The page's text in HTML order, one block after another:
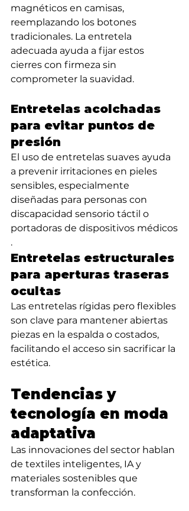
magnéticos en camisas,
reemplazando los botones
tradicionales. La entretela
adecuada ayuda a fijar estos
cierres con firmeza sin
comprometer la suavidad.
Entretelas acolchadas
para evitar puntos de
presión
El uso de entretelas suaves ayuda
a prevenir irritaciones en pieles
sensibles, especialmente
diseñadas para personas con
discapacidad sensorio táctil o
portadoras de dispositivos médicos
.
Entretelas estructurales
para aperturas traseras
ocultas
Las entretelas rígidas pero flexibles
son clave para mantener abiertas
piezas en la espalda o costados,
facilitando el acceso sin sacrificar la
estética.
Tendencias y
tecnología en moda
adaptativa
Las innovaciones del sector hablan
de textiles inteligentes, IA y
materiales sostenibles que
transforman la confección.